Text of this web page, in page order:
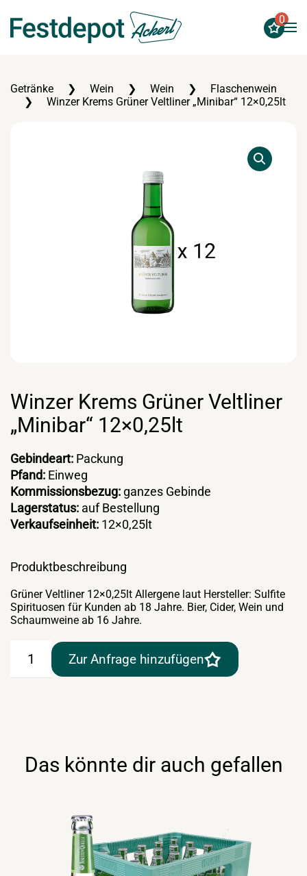
Zum Hauptinhalt springen
0
Getränke Wein Wein
Flaschenwein
Winzer Krems Grüner Veltliner „Minibar“ 12×0,25lt
Winzer Krems Grüner Veltliner
„Minibar“ 12×0,25lt
Gebindeart: Packung
Pfand: Einweg
Kommissionsbezug: ganzes Gebinde
Lagerstatus: auf Bestellung
Verkaufseinheit: 12×0,25lt
Produktbeschreibung
Grüner Veltliner 12×0,25lt Allergene laut Hersteller: Sulfite
Spirituosen für Kunden ab 18 Jahre. Bier, Cider, Wein und
Schaumweine ab 16 Jahre.
Krems
Zur Anfrage hinzufügen
Das könnte dir auch gefallen